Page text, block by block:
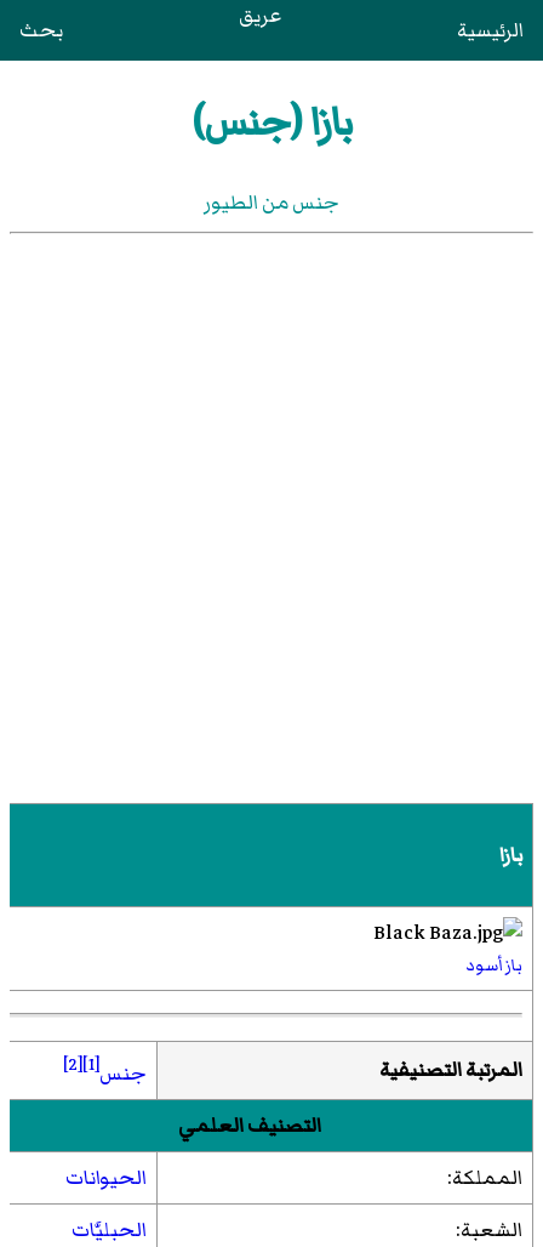
الرئيسية عريق بحث
بازا (جنس)
جنس من الطيور
بازا
باز أسود
المرتبة التصنيفية جنس[1]
[2]
التصنيف العلمي
المملكة:
الحيوانات
الشعبة:
الحبليَّات